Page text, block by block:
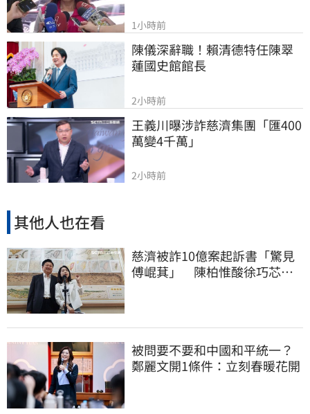
1小時前
陳儀深辭職！賴清德特任陳翠
蓮國史館館長
2小時前
王義川曝涉詐慈濟集團「匯400
萬變4千萬」
2小時前
其他人也在看
慈濟被詐10億案起訴書「驚見
傅崐萁」 陳柏惟酸徐巧芯：
被問要不要和中國和平統一？
鄭麗文開1條件：立刻春暖花開